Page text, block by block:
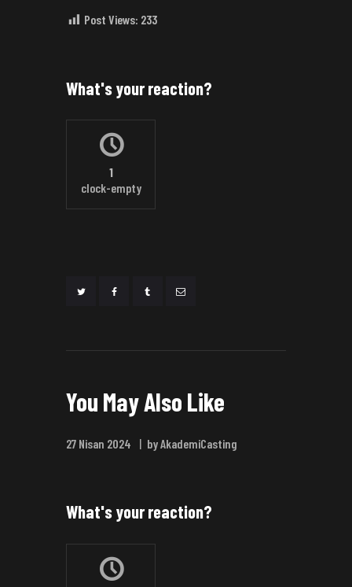
Post Views: 233
What's your reaction?
1
clock-empty
You May Also Like
27 Nisan 2024 by AkademiCasting
What's your reaction?